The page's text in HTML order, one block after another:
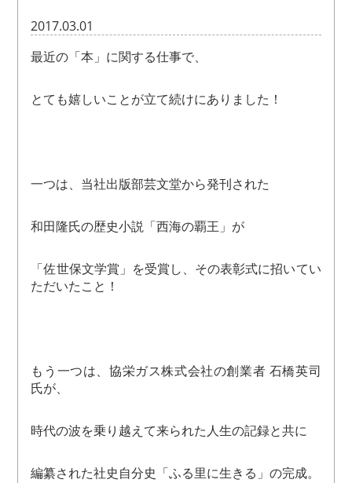
2017.03.01
最近の「本」に関する仕事で、
とても嬉しいことが立て続けにありました！
一つは、当社出版部芸文堂から発刊された
和田隆氏の歴史小説「西海の覇王」が
「佐世保文学賞」を受賞し、その表彰式に招いてい
ただいたこと！
もう一つは、協栄ガス株式会社の創業者 石橋英司
氏が、
時代の波を乗り越えて来られた人生の記録と共に
編纂された社史自分史「ふる里に生きる」の完成。